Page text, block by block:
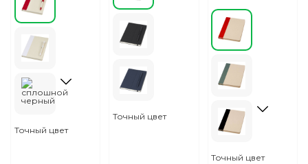
Точный цвет
Точный цвет
Точный цвет